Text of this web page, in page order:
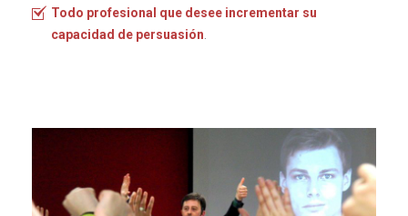
Todo profesional que desee incrementar su
capacidad de persuasión